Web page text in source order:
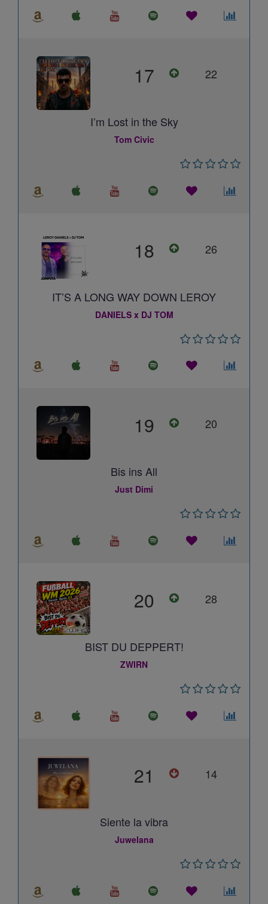
17 22
I’m Lost in the Sky
Tom Civic
18 26
IT’S A LONG WAY DOWN LEROY
DANIELS x DJ TOM
19 20
Bis ins All
Just Dimi
20 28
BIST DU DEPPERT!
ZWIRN
21 14
Siente la vibra
Juwelana